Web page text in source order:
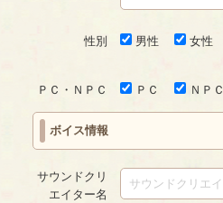
性別 男性 女性
ＰＣ・ＮＰＣ ＰＣ ＮＰＣ
ボイス情報
サウンドクリ
エイター名